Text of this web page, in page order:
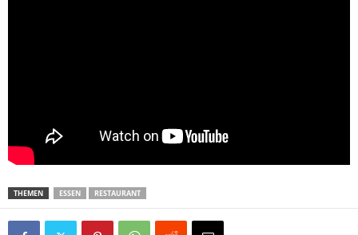
THEMEN ESSEN RESTAURANT